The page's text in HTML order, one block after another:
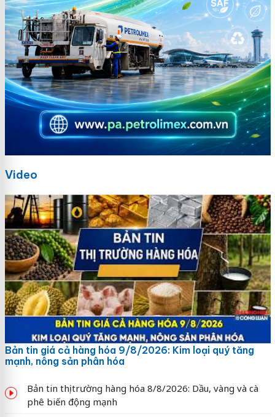
Video
Bản tin giá cả hàng hóa 9/8/2026: Kim loại quý tăng
mạnh, nông sản phân hóa
Bản tin thị trường hàng hóa 8/8/2026: Dầu, vàng và cà
phê biến động mạnh